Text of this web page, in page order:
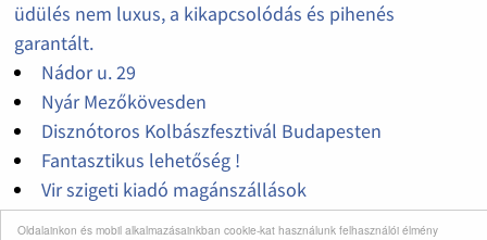
Oldalainkon és mobil alkalmazásainkban cookie-kat használunk felhasználói élmény
üdülés nem luxus, a kikapcsolódás és pihenés
garantált.
Nádor u. 29
Nyár Mezőkövesden
Disznótoros Kolbászfesztivál Budapesten
Fantasztikus lehetőség !
Vir szigeti kiadó magánszállások
Gréti nyaraló Balatonszárszón 6+3 fő részere kiadó